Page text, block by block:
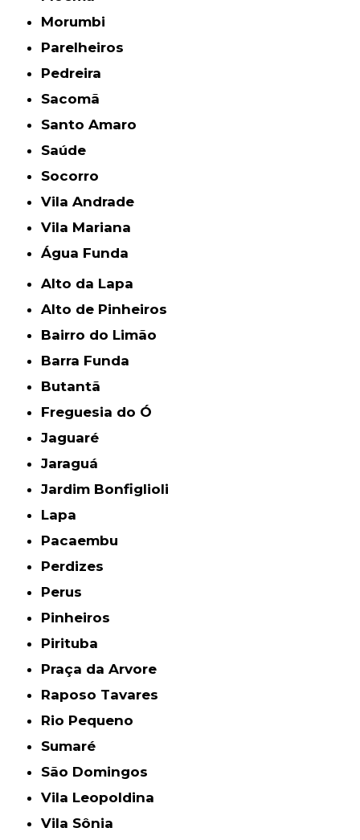
Morumbi
Parelheiros
Pedreira
Sacomã
Santo Amaro
Saúde
Socorro
Vila Andrade
Vila Mariana
Água Funda
Alto da Lapa
Alto de Pinheiros
Bairro do Limão
Barra Funda
Butantã
Freguesia do Ó
Jaguaré
Jaraguá
Jardim Bonfiglioli
Lapa
Pacaembu
Perdizes
Perus
Pinheiros
Pirituba
Praça da Arvore
Raposo Tavares
Rio Pequeno
Sumaré
São Domingos
Vila Leopoldina
Vila Sônia